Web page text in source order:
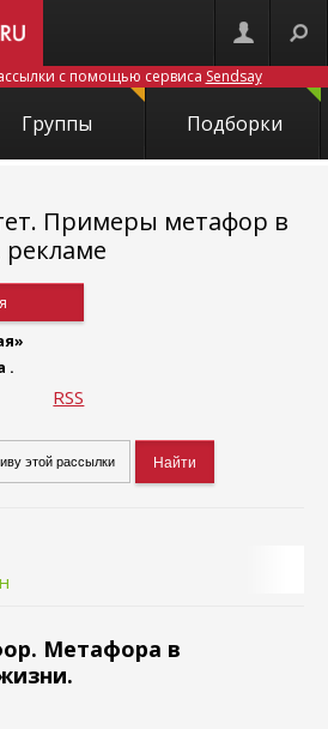
с помощью сервиса Sendsay
Группы Подборки
Примеры метафор в
рекламе
.
RSS
Метафора в